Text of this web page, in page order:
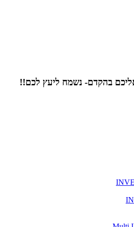
בהקדם- נשמח ליעץ לכם!!